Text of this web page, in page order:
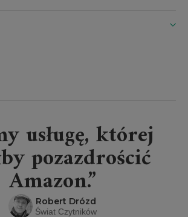
usługę, której
pozazdrościć
Amazon.”
Robert Drózd
Świat Czytników